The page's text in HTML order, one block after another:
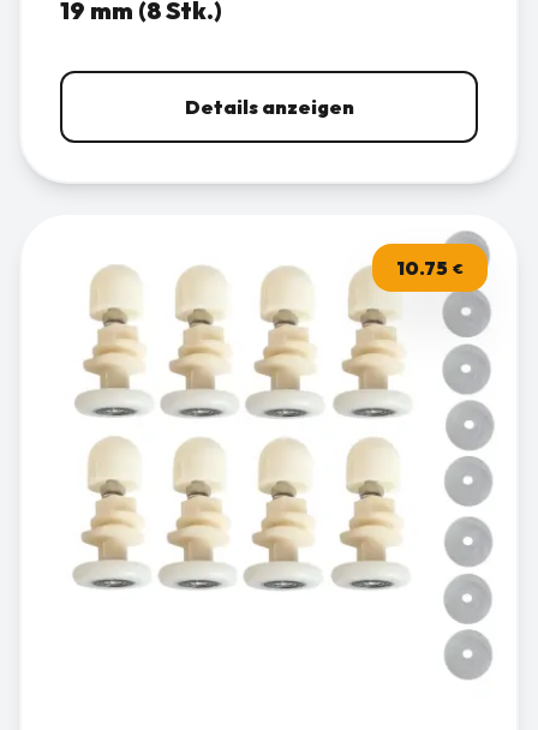
19 mm (8 Stk.)
Details anzeigen
10.75 €